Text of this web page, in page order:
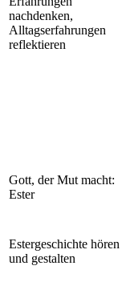
nachdenken,
Alltagserfahrungen
reflektieren
Gott, der Mut macht:
Ester
Estergeschichte hören
und gestalten